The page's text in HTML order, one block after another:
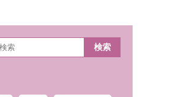
YouTube等SNSのM&A
検索